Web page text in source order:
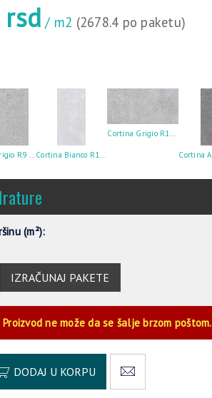
rsd / m2 (2678.4 po paketu)
Cortina Grigio R9 60X60 Cortina Bianco R11 30X60
Cortina Grigio R11 30X60
(m²):
IZRAČUNAJ PAKETE
Proizvod ne može da se šalje brzom poštom.
DODAJ U KORPU